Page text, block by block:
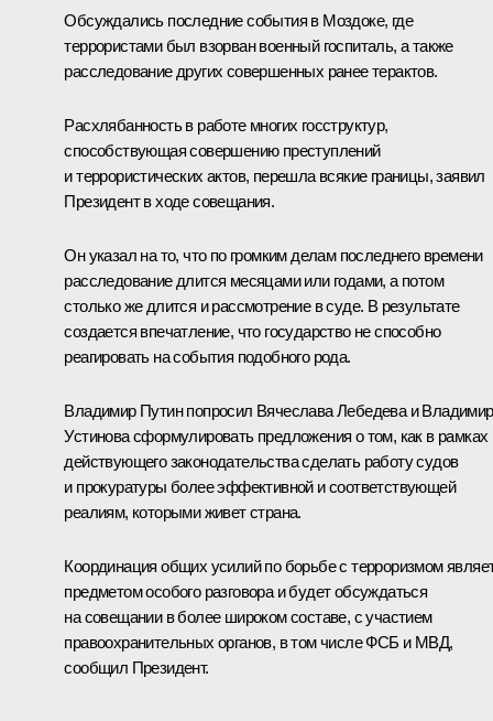
Обсуждались последние события в Моздоке, где
террористами был взорван военный госпиталь, а также
расследование других совершенных ранее терактов.
Расхлябанность в работе многих госструктур,
способствующая совершению преступлений
и террористических актов, перешла всякие границы, заявил
Президент в ходе совещания.
Он указал на то, что по громким делам последнего времени
расследование длится месяцами или годами, а потом
столько же длится и рассмотрение в суде. В результате
создается впечатление, что государство не способно
реагировать на события подобного рода.
Владимир Путин попросил Вячеслава Лебедева и
Устинова сформулировать предложения о том, как в рамках
действующего законодательства сделать работу судов
и прокуратуры более эффективной и соответствующей
реалиям, которыми живет страна.
Координация общих усилий по борьбе с терроризмом
предметом особого разговора и будет обсуждаться
на совещании в более широком составе, с участием
правоохранительных органов, в том числе ФСБ и МВД,
сообщил Президент.